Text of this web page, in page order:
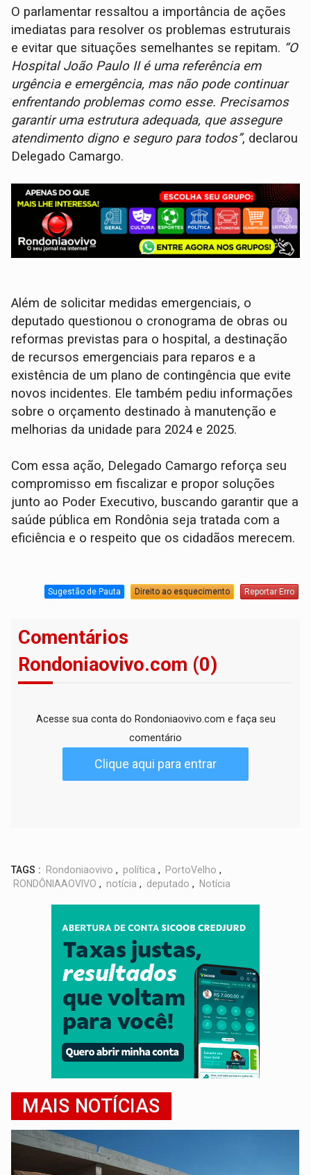
O parlamentar ressaltou a importância de ações
imediatas para resolver os problemas estruturais
e evitar que situações semelhantes se repitam. “O
Hospital João Paulo II é uma referência em
urgência e emergência, mas não pode continuar
enfrentando problemas como esse. Precisamos
garantir uma estrutura adequada, que assegure
atendimento digno e seguro para todos”, declarou
Delegado Camargo.
Além de solicitar medidas emergenciais, o
deputado questionou o cronograma de obras ou
reformas previstas para o hospital, a destinação
de recursos emergenciais para reparos e a
existência de um plano de contingência que evite
novos incidentes. Ele também pediu informações
sobre o orçamento destinado à manutenção e
melhorias da unidade para 2024 e 2025.
Com essa ação, Delegado Camargo reforça seu
compromisso em fiscalizar e propor soluções
junto ao Poder Executivo, buscando garantir que a
saúde pública em Rondônia seja tratada com a
eficiência e o respeito que os cidadãos merecem.
Sugestão de Pauta Direito ao esquecimento Reportar Erro
Comentários
Rondoniaovivo.com (0)
Acesse sua conta do Rondoniaovivo.com e faça seu
comentário
Clique aqui para entrar
TAGS : Rondoniaovivo , política , PortoVelho ,
RONDÔNIAAOVIVO , notícia , deputado , Notícia
MAIS NOTÍCIAS